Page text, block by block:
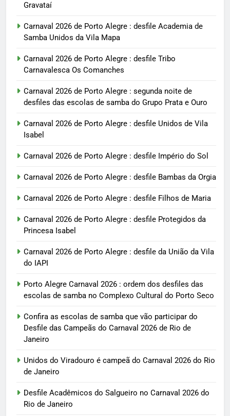
Gravataí
Carnaval 2026 de Porto Alegre : desfile Academia de
Samba Unidos da Vila Mapa
Carnaval 2026 de Porto Alegre : desfile Tribo
Carnavalesca Os Comanches
Carnaval 2026 de Porto Alegre : segunda noite de
desfiles das escolas de samba do Grupo Prata e Ouro
Carnaval 2026 de Porto Alegre : desfile Unidos de Vila
Isabel
Carnaval 2026 de Porto Alegre : desfile Império do Sol
Carnaval 2026 de Porto Alegre : desfile Bambas da Orgia
Carnaval 2026 de Porto Alegre : desfile Filhos de Maria
Carnaval 2026 de Porto Alegre : desfile Protegidos da
Princesa Isabel
Carnaval 2026 de Porto Alegre : desfile da União da Vila
do IAPI
Porto Alegre Carnaval 2026 : ordem dos desfiles das
escolas de samba no Complexo Cultural do Porto Seco
Confira as escolas de samba que vão participar do
Desfile das Campeãs do Carnaval 2026 de Rio de
Janeiro
Unidos do Viradouro é campeã do Carnaval 2026 do Rio
de Janeiro
Desfile Acadêmicos do Salgueiro no Carnaval 2026 do
Rio de Janeiro